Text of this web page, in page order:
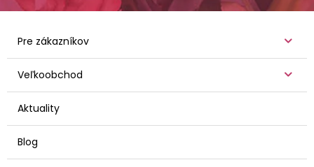
Pre zákazníkov
Veľkoobchod
Aktuality
Blog